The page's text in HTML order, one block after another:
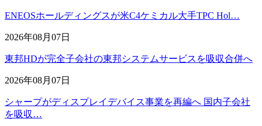
ENEOSホールディングスが米C4ケミカル大手TPC Hol…
2026年08月07日
東邦HDが完全子会社の東邦システムサービスを吸収合併へ
2026年08月07日
シャープがディスプレイデバイス事業を再編へ 国内子会社
を吸収…